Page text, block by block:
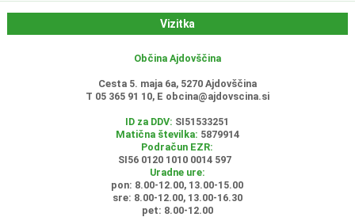
Vizitka
Občina Ajdovščina
Cesta 5. maja 6a, 5270 Ajdovščina
T 05 365 91 10, E obcina@ajdovscina.si
ID za DDV: SI51533251
Matična številka: 5879914
Podračun EZR:
SI56 0120 1010 0014 597
Uradne ure:
pon: 8.00-12.00, 13.00-15.00
sre: 8.00-12.00, 13.00-16.30
pet: 8.00-12.00